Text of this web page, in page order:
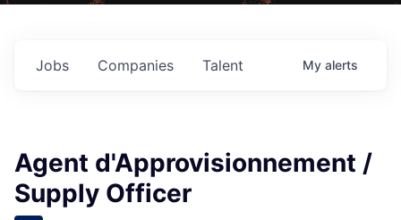
Jobs Companies Talent My alerts
Agent d'Approvisionnement /
Supply Officer